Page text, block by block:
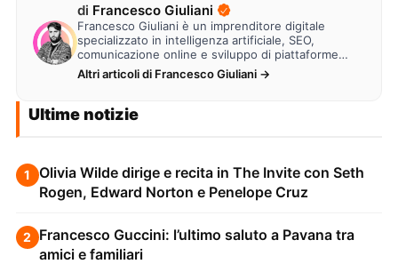
di Francesco Giuliani
Francesco Giuliani è un imprenditore digitale
specializzato in intelligenza artificiale, SEO,
comunicazione online e sviluppo di piattaforme
web. Lavora alla creazione di…
Altri articoli di Francesco Giuliani →
Ultime notizie
1
Olivia Wilde dirige e recita in The Invite con Seth
Rogen, Edward Norton e Penelope Cruz
2 Francesco Guccini: l’ultimo saluto a Pavana tra
amici e familiari